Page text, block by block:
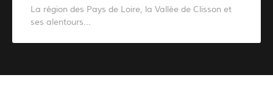
La région des Pays de Loire, la Vallée de Clisson et
ses alentours...